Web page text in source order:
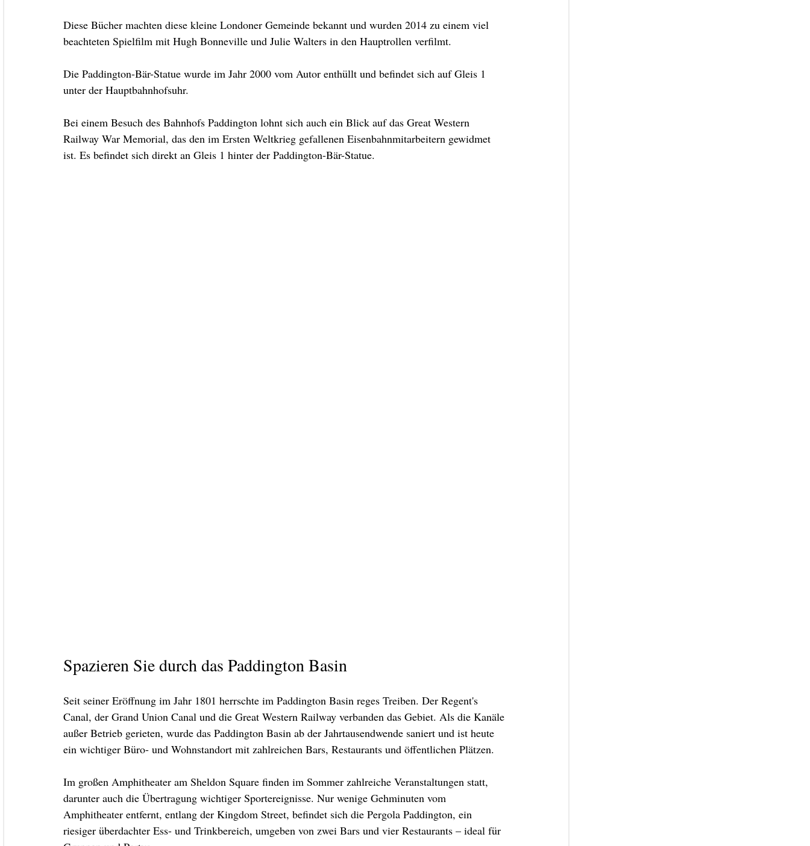
Diese Bücher machten diese kleine Londoner Gemeinde bekannt und wurden 2014 zu einem viel
beachteten Spielfilm mit Hugh Bonneville und Julie Walters in den Hauptrollen verfilmt.
Die Paddington-Bär-Statue wurde im Jahr 2000 vom Autor enthüllt und befindet sich auf Gleis 1
unter der Hauptbahnhofsuhr.
Bei einem Besuch des Bahnhofs Paddington lohnt sich auch ein Blick auf das Great Western
Railway War Memorial, das den im Ersten Weltkrieg gefallenen Eisenbahnmitarbeitern gewidmet
ist. Es befindet sich direkt an Gleis 1 hinter der Paddington-Bär-Statue.
Spazieren Sie durch das Paddington Basin
Seit seiner Eröffnung im Jahr 1801 herrschte im Paddington Basin reges Treiben. Der Regent's
Canal, der Grand Union Canal und die Great Western Railway verbanden das Gebiet. Als die Kanäle
außer Betrieb gerieten, wurde das Paddington Basin ab der Jahrtausendwende saniert und ist heute
ein wichtiger Büro- und Wohnstandort mit zahlreichen Bars, Restaurants und öffentlichen Plätzen.
Im großen Amphitheater am Sheldon Square finden im Sommer zahlreiche Veranstaltungen statt,
darunter auch die Übertragung wichtiger Sportereignisse. Nur wenige Gehminuten vom
Amphitheater entfernt, entlang der Kingdom Street, befindet sich die Pergola Paddington, ein
riesiger überdachter Ess- und Trinkbereich, umgeben von zwei Bars und vier Restaurants – ideal für